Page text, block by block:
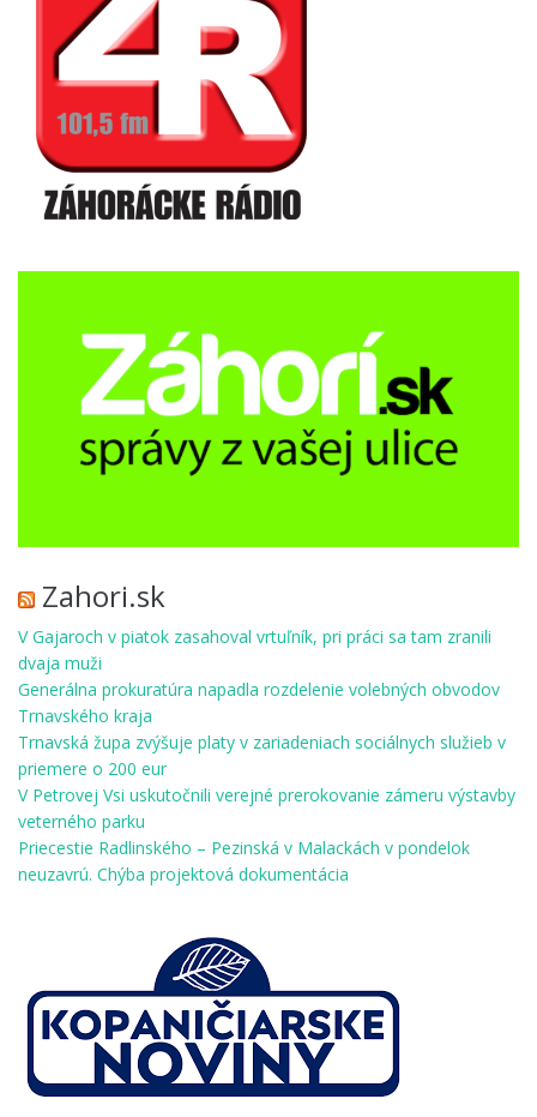
Zahori.sk
V Gajaroch v piatok zasahoval vrtuľník, pri práci sa tam zranili
dvaja muži
Generálna prokuratúra napadla rozdelenie volebných obvodov
Trnavského kraja
Trnavská župa zvýšuje platy v zariadeniach sociálnych služieb v
priemere o 200 eur
V Petrovej Vsi uskutočnili verejné prerokovanie zámeru výstavby
veterného parku
Priecestie Radlinského – Pezinská v Malackách v pondelok
neuzavrú. Chýba projektová dokumentácia